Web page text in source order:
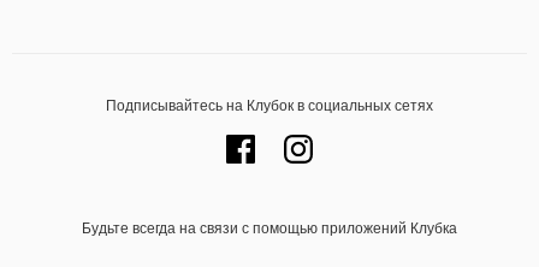
Подписывайтесь на Клубок в социальных сетях
Будьте всегда на связи с помощью приложений Клубка